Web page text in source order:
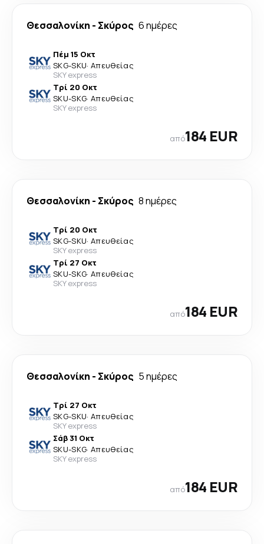
Θεσσαλονίκη - Σκύρος 6 ημέρες
Πέμ 15 Οκτ
SKG-SKU· Απευθείας
SKY express
Τρί 20 Οκτ
SKU-SKG· Απευθείας
SKY express
από184 EUR
Θεσσαλονίκη - Σκύρος 8 ημέρες
Τρί 20 Οκτ
SKG-SKU· Απευθείας
SKY express
Τρί 27 Οκτ
SKU-SKG· Απευθείας
SKY express
από184 EUR
Θεσσαλονίκη - Σκύρος 5 ημέρες
Τρί 27 Οκτ
SKG-SKU· Απευθείας
SKY express
Σάβ 31 Οκτ
SKU-SKG· Απευθείας
SKY express
από184 EUR